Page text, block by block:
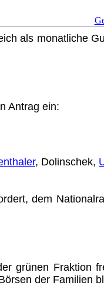
als monatliche
Antrag ein:
, Dolinschek,
dem
grünen Fraktion
der Familien